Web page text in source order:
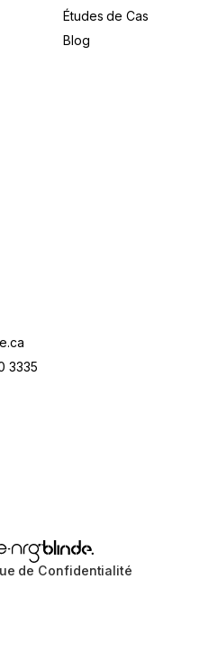
Études de Cas
Blog
3335
Heaters
NRG Bioethanol
Blinde Design
de Confidentialité